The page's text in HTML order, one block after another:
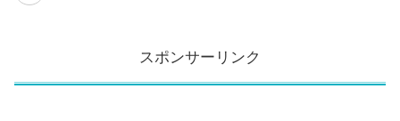
スポンサーリンク